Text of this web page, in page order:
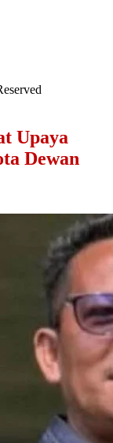
Upaya
Dewan